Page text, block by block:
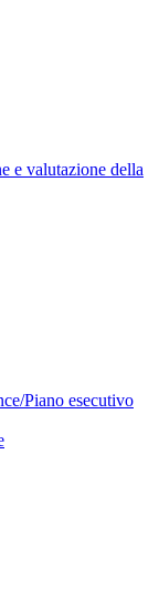
e valutazione della
Piano esecutivo